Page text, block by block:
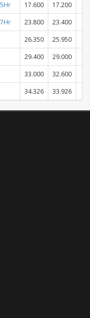
17.600
17.200
23.800
23.400
26.350
25.950
29.400
29.000
33.000
32.600
34.326 33.926